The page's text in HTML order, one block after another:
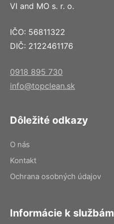
VI and MO s. r. o.
IČO: 56811322
DIČ: 2122461176
0918 895 730
info@topclean.sk
Dôležité odkazy
O nás
Kontakt
Ochrana osobných údajov
Informácie k službám